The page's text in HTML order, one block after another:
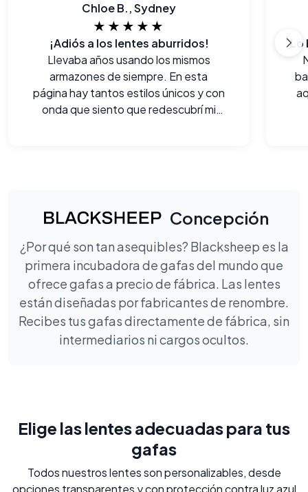
Chloe B., Sydney
★★★★★
¡Adiós a los lentes aburridos!
Llevaba años usando los mismos
armazones de siempre. En esta
página hay tantos estilos únicos y con
onda que siento que redescubrí mi
Concepción
¿Por qué son tan asequibles? Blacksheep es la
primera incubadora de gafas del mundo que
ofrece gafas a precio de fábrica. Las lentes
están diseñadas por fabricantes de renombre.
Recibes tus gafas directamente de fábrica, sin
intermediarios ni cargos ocultos.
Elige las lentes adecuadas para tus
gafas
Todos nuestros lentes son personalizables, desde
opciones transparentes y con protección contra luz azul